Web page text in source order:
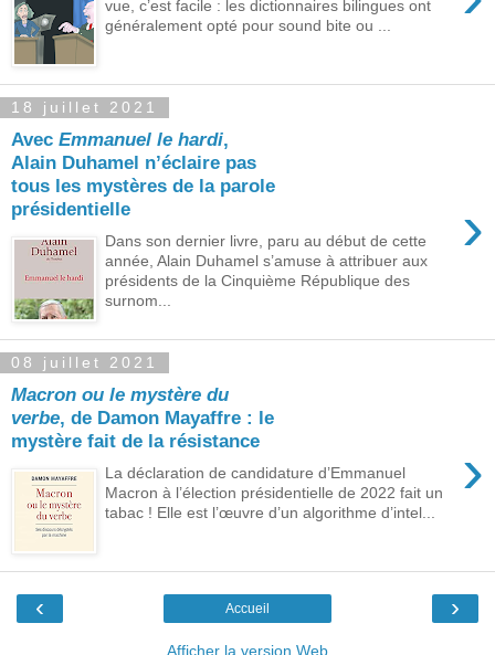
vue, c’est facile : les dictionnaires bilingues ont
généralement opté pour sound bite ou ...
18 juillet 2021
Avec Emmanuel le hardi,
Alain Duhamel n’éclaire pas
tous les mystères de la parole
présidentielle
›
Dans son dernier livre, paru au début de cette
année, Alain Duhamel s’amuse à attribuer aux
présidents de la Cinquième République des
surnom...
08 juillet 2021
Macron ou le mystère du
verbe, de Damon Mayaffre : le
mystère fait de la résistance
›
La déclaration de candidature d’Emmanuel
Macron à l’élection présidentielle de 2022 fait un
tabac ! Elle est l’œuvre d’un algorithme d’intel...
‹ ›
Accueil
Afficher la version Web